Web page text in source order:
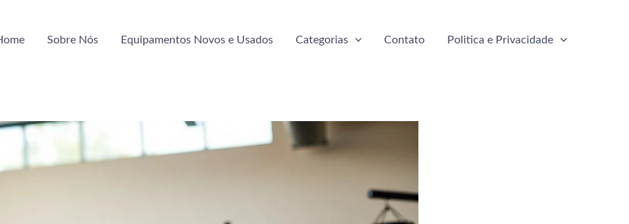
Sobre Nós Equipamentos Novos e Usados Categorias Contato Politica e Privacidade